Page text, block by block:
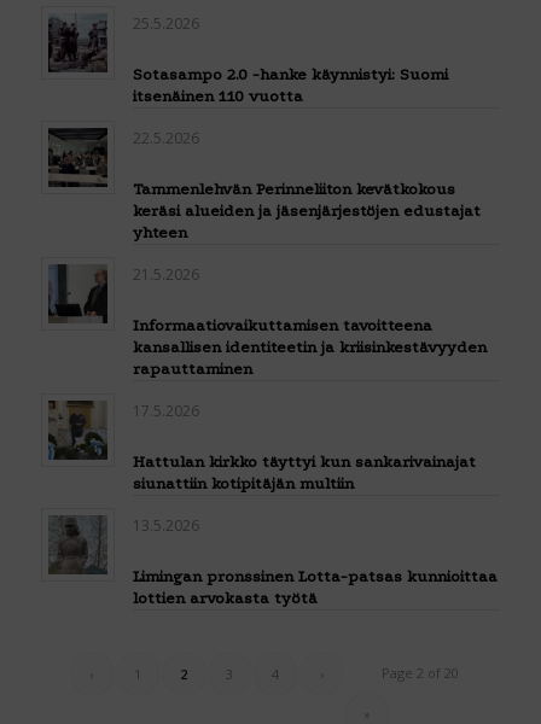
25.5.2026
Sotasampo 2.0 -hanke käynnistyi: Suomi
itsenäinen 110 vuotta
22.5.2026
Tammenlehvän Perinneliiton kevätkokous
keräsi alueiden ja jäsenjärjestöjen edustajat
yhteen
21.5.2026
Informaatiovaikuttamisen tavoitteena
kansallisen identiteetin ja kriisinkestävyyden
rapauttaminen
17.5.2026
Hattulan kirkko täyttyi kun sankarivainajat
siunattiin kotipitäjän multiin
13.5.2026
Limingan pronssinen Lotta-patsas kunnioittaa
lottien arvokasta työtä
Page 2 of 20
‹ 1 2 3 4 ›
»